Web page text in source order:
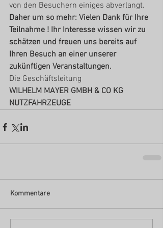
von den Besuchern einiges abverlangt.
Daher um so mehr: Vielen Dank für Ihre
Teilnahme ! Ihr Interesse wissen wir zu
schätzen und freuen uns bereits auf
Ihren Besuch an einer unserer
zukünftigen Veranstaltungen.
Die Geschäftsleitung
WILHELM MAYER GMBH & CO KG
NUTZFAHRZEUGE
Kommentare